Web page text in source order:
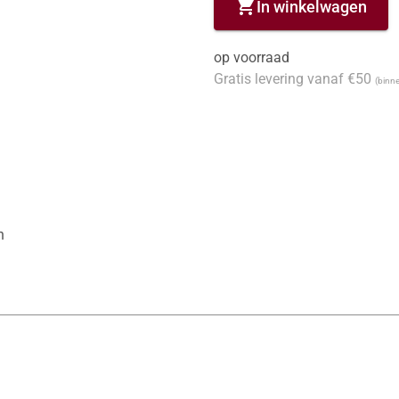
shopping_cartIn winkelwagen
op voorraad
Gratis levering vanaf €50